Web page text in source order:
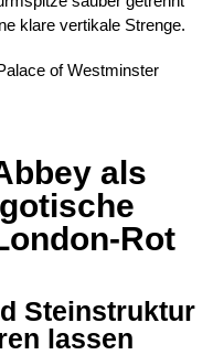
klare vertikale Strenge.
als
Rot
Steinstruktur
lassen